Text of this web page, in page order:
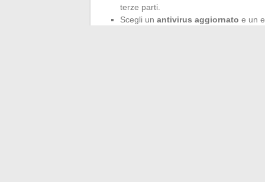
terze parti.
Scegli un antivirus aggiornato e un